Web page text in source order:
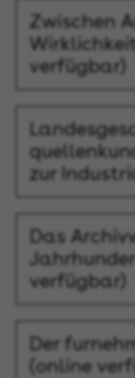
Zwischen
verfügbar)
zur
Das
verfügbar)
Der
(online